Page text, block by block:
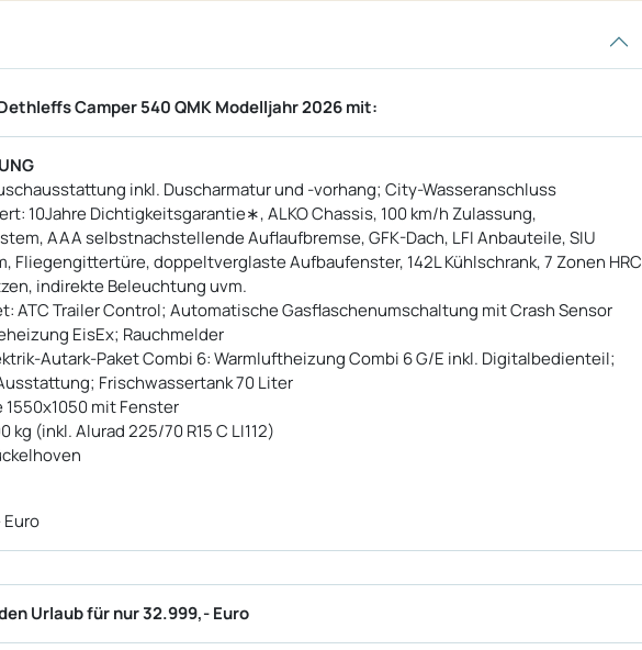
Camper 540 QMK Modelljahr 2026 mit:
inkl. Duscharmatur und -vorhang; City-Wasseranschluss
10Jahre Dichtigkeitsgarantie∗, ALKO Chassis, 100 km/h Zulassung,
AAA selbstnachstellende Auflaufbremse, GFK-Dach, LFI Anbauteile, SIU
Fliegengittertüre, doppeltverglaste Aufbaufenster, 142L Kühlschrank, 7 Zonen HRC
indirekte Beleuchtung uvm.
ATC Trailer Control; Automatische Gasflaschenumschaltung mit Crash Sensor
EisEx; Rauchmelder
Autark-Paket Combi 6: Warmluftheizung Combi 6 G/E inkl. Digitalbedienteil;
Frischwassertank 70 Liter
mit Fenster
kg (inkl. Alurad 225/70 R15 C LI112)
Euro
Urlaub für nur 32.999,- Euro